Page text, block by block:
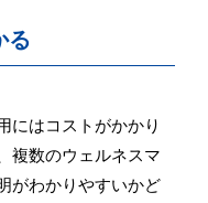
る
にはコストがかかり
複数のウェルネスマ
がわかりやすいかど